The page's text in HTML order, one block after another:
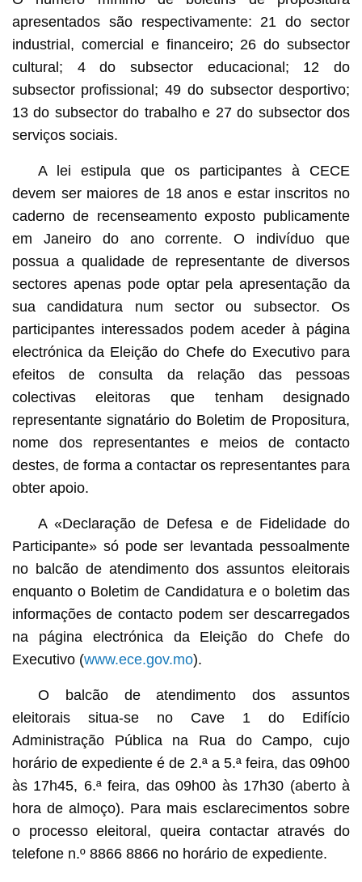
apresentados são respectivamente: 21 do sector
industrial, comercial e financeiro; 26 do subsector
cultural; 4 do subsector educacional; 12 do
subsector profissional; 49 do subsector desportivo;
13 do subsector do trabalho e 27 do subsector dos
serviços sociais.
A lei estipula que os participantes à CECE
devem ser maiores de 18 anos e estar inscritos no
caderno de recenseamento exposto publicamente
em Janeiro do ano corrente. O indivíduo que
possua a qualidade de representante de diversos
sectores apenas pode optar pela apresentação da
sua candidatura num sector ou subsector. Os
participantes interessados podem aceder à página
electrónica da Eleição do Chefe do Executivo para
efeitos de consulta da relação das pessoas
colectivas eleitoras que tenham designado
representante signatário do Boletim de Propositura,
nome dos representantes e meios de contacto
destes, de forma a contactar os representantes para
obter apoio.
A «Declaração de Defesa e de Fidelidade do
Participante» só pode ser levantada pessoalmente
no balcão de atendimento dos assuntos eleitorais
enquanto o Boletim de Candidatura e o boletim das
informações de contacto podem ser descarregados
na página electrónica da Eleição do Chefe do
Executivo (www.ece.gov.mo).
O balcão de atendimento dos assuntos
eleitorais situa-se no Cave 1 do Edifício
Administração Pública na Rua do Campo, cujo
horário de expediente é de 2.ª a 5.ª feira, das 09h00
às 17h45, 6.ª feira, das 09h00 às 17h30 (aberto à
hora de almoço). Para mais esclarecimentos sobre
o processo eleitoral, queira contactar através do
telefone n.º 8866 8866 no horário de expediente.